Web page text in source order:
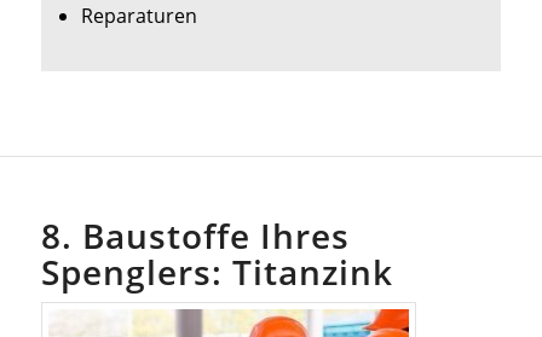
Reparaturen
8. Baustoffe Ihres
Spenglers: Titanzink